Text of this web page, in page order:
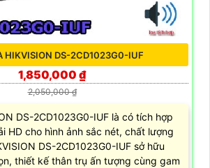
HIKVISION DS-2CD1023G0-IUF
1,850,000 ₫
2,050,000 ₫
DS-2CD1023G0-IUF là có tích hợp
HD cho hình ảnh sắc nét, chất lượng
DS-2CD1023G0-IUF sở hữu
thiết kế thân trụ ấn tượng cùng gam